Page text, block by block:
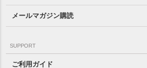
メールマガジン購読
SUPPORT
ご利用ガイド